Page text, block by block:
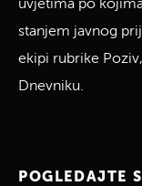
uvjetima po
stanjem javnog
ekipi rubrike
Dnevniku.
POGLEDAJTE